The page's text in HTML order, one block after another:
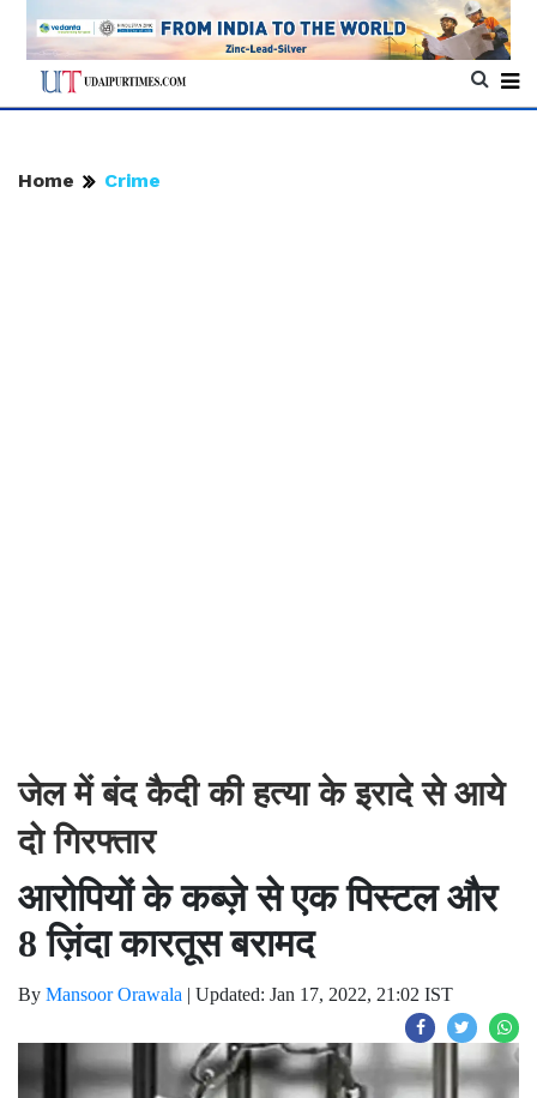
Home Crime
जेल में बंद कैदी की हत्या के इरादे से आये
दो गिरफ्तार
आरोपियों के कब्ज़े से एक पिस्टल और
8 ज़िंदा कारतूस बरामद
By Mansoor Orawala | Updated: Jan 17, 2022, 21:02 IST